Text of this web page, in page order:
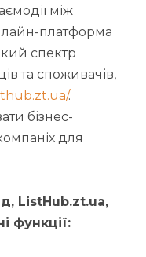
між
платформа
спектр
та споживачів,
.
бізнес-
для
ListHub.zt.ua,
функції: